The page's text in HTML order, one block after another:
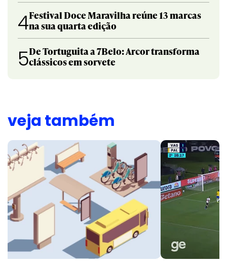
4Festival Doce Maravilha reúne 13 marcas
na sua quarta edição
5De Tortuguita a 7Belo: Arcor transforma
clássicos em sorvete
veja também